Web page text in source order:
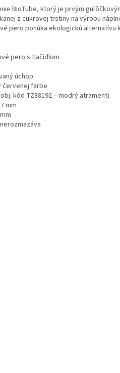
BioTube, ktorý je prvým
z cukrovej trstiny na výrobu
pero ponúka ekologickú alternatívu
pero s tlačidlom
úchop
červenej farbe
kód TZ88192 – modrý atrament)
mm